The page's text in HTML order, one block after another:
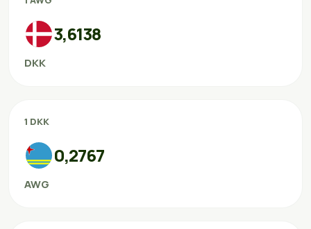
3,6138
DKK
1 DKK
0,2767
AWG